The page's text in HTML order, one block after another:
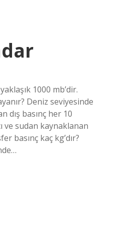
1000 mb’dir.
Deniz seviyesinde
dış basınç her 10
ve sudan kaynaklanan
basınç kaç kg’dır?